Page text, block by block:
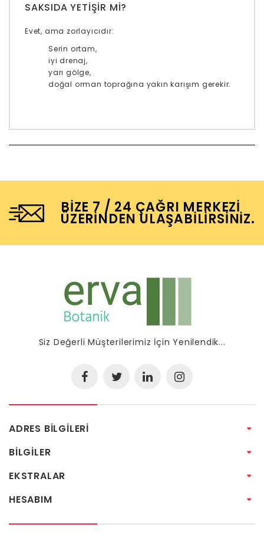
SAKSIDA YETIŞIR MI?
Evet, ama zorlayıcıdır:
Serin ortam,
iyi drenaj,
yarı gölge,
doğal orman toprağına yakın karışım gerekir.
BIZE 7 / 24 ÇAĞRI MERKEZI
ÜZERINDEN ULAŞABILIRSINIZ.
Siz Değerli Müşterilerimiz İçin Yenilendik...
ADRES BILGILERI
BILGILER
EKSTRALAR
HESABIM